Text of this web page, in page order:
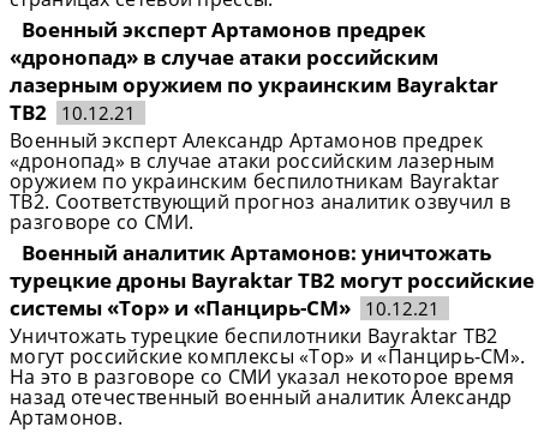
Военный эксперт Артамонов предрек
«дронопад» в случае атаки российским
лазерным оружием по украинским Bayraktar
TB2
10.12.21
Военный эксперт Александр Артамонов предрек
«дронопад» в случае атаки российским лазерным
оружием по украинским беспилотникам Bayraktar
TB2. Соответствующий прогноз аналитик озвучил в
разговоре со СМИ.
Военный аналитик Артамонов: уничтожать
турецкие дроны Bayraktar TB2 могут российские
системы «Тор» и «Панцирь-СМ»
10.12.21
Уничтожать турецкие беспилотники Bayraktar TB2
могут российские комплексы «Тор» и «Панцирь-СМ».
На это в разговоре со СМИ указал некоторое время
назад отечественный военный аналитик Александр
Артамонов.